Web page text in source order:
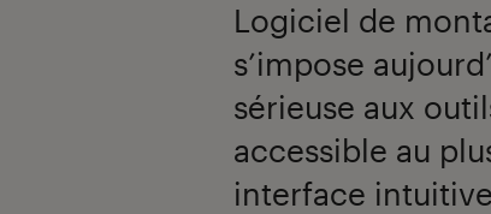
Logiciel de
s’impose
sérieuse aux
accessible au
interface